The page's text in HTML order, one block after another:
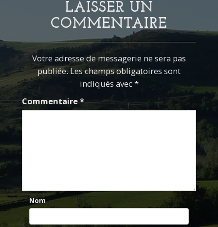
LAISSER UN
COMMENTAIRE
Votre adresse de messagerie ne sera pas
publiée. Les champs obligatoires sont
indiqués avec *
Commentaire*
Nom